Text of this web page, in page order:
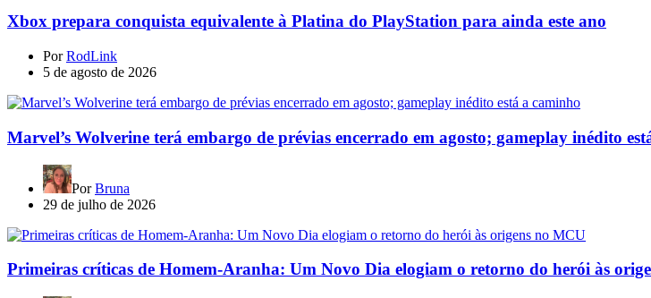
Xbox prepara conquista equivalente à Platina do PlayStation para ainda este ano
PorRodLink
5 de agosto de 2026
Marvel’s Wolverine terá embargo de prévias encerrado em agosto; gameplay inédito
PorBruna
29 de julho de 2026
Primeiras críticas de Homem-Aranha: Um Novo Dia elogiam o retorno do herói às